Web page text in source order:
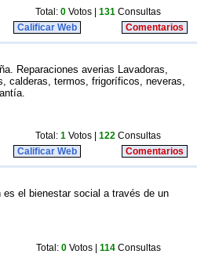
Total: 0 Votos | 131 Consultas
Calificar Web Comentarios
Reparaciones averias Lavadoras,
calderas, termos, frigoríficos, neveras,
Total: 1 Votos | 122 Consultas
Calificar Web Comentarios
el bienestar social a través de un
Total: 0Votos | 114Consultas